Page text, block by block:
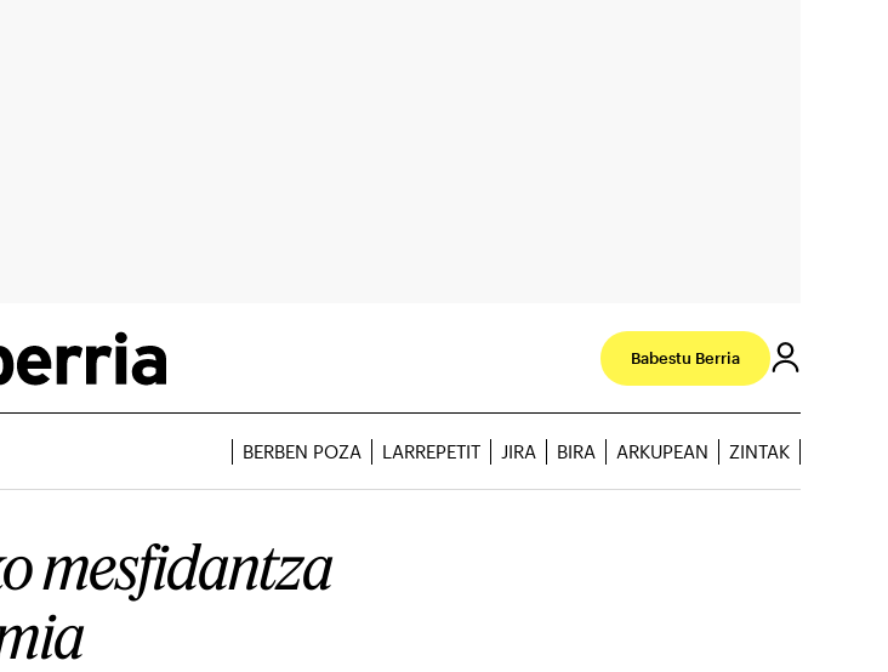
Babestu Berria
BERBEN POZA LARREPETIT JIRA BIRA ARKUPEAN ZINTAK
mesfidantza